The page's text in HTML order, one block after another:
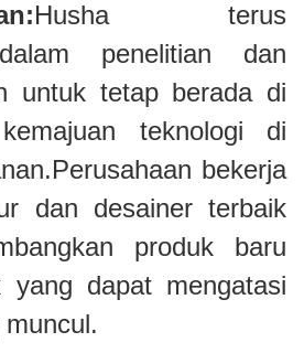
Husha terus
penelitian dan
untuk tetap berada di
teknologi di
bekerja
dan desainer terbaik
produk baru
yang dapat mengatasi